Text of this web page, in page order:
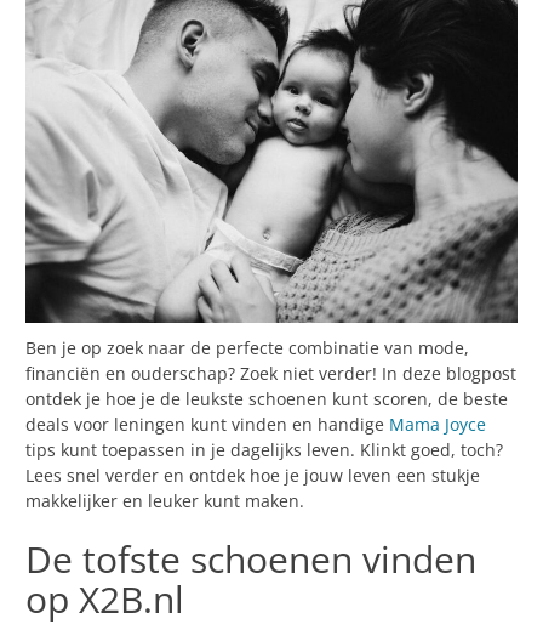
Ben je op zoek naar de perfecte combinatie van mode,
financiën en ouderschap? Zoek niet verder! In deze blogpost
ontdek je hoe je de leukste schoenen kunt scoren, de beste
deals voor leningen kunt vinden en handige Mama Joyce
tips kunt toepassen in je dagelijks leven. Klinkt goed, toch?
Lees snel verder en ontdek hoe je jouw leven een stukje
makkelijker en leuker kunt maken.
De tofste schoenen vinden
op X2B.nl